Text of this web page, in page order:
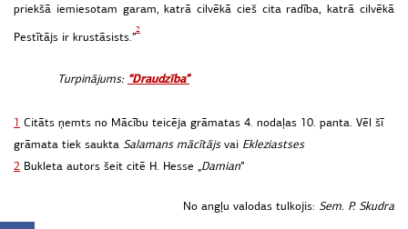
priekšā iemiesotam garam, katrā cilvēkā cieš cita radība, katrā cilvēkā
Pestītājs ir krustāsists.”
2
Turpinājums: “Draudzība”
1 Citāts ņemts no Mācību teicēja grāmatas 4. nodaļas 10. panta. Vēl šī
grāmata tiek saukta Salamans mācītājsvai Ekleziastses
2 Bukleta autors šeit citē H. Hesse „Damian”
No angļu valodas tulkojis: Sem. P. Skudra